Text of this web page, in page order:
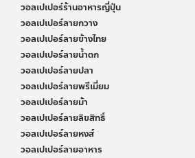
วอลเปเปอร์ร้านอาหารญี่ปุ่น
วอลเปเปอร์ลายกวาง
วอลเปเปอร์ลายข้างไทย
วอลเปเปอร์ลายน้ำตก
วอลเปเปอร์ลายปลา
วอลเปเปอร์ลายพรีเมี่ยม
วอลเปเปอร์ลายม้า
วอลเปเปอร์ลายลิขสิทธิ์
วอลเปเปอร์ลายหงส์
วอลเปเปอร์ลายอาหาร